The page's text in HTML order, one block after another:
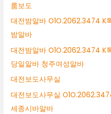
룸보도
대전밤알바 O1O.2062.3474 K
밤알바
대전밤알바 O1O.2062.3474 K
당일알바 청주여성알바
대전보도사무실
대전보도사무실
세종시바알바